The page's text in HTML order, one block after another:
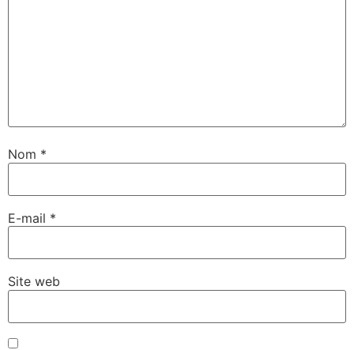
Nom *
E-mail *
Site web